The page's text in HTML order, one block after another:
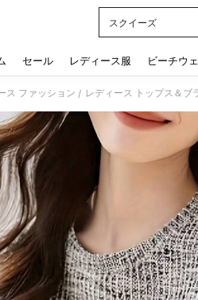
スクイーズ
セール レディース服 ビーチウ
ス ファッション / レディース トップス＆ブ